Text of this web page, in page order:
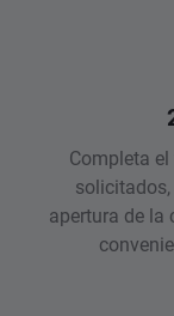
Completa
apertura de la